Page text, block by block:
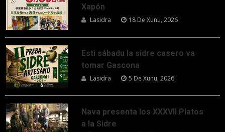
Xapón
Lasidra 18 De Xunu, 2026
Esti sábadu la sidre casero va
tomar Gascona
Lasidra 5 De Xunu, 2026
Nava presenta los XXXVII Platos
a la Sidre